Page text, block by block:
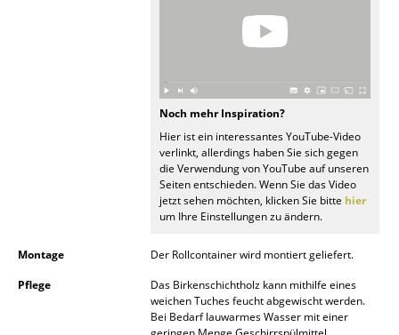
Nachttische & Bettzubehör
Accessoires
Noch mehr Inspiration?
Hier ist ein interessantes YouTube-Video
verlinkt, allerdings haben Sie sich gegen
die Verwendung von YouTube auf unseren
Seiten entschieden. Wenn Sie das Video
jetzt sehen möchten, klicken Sie bitte hier
um Ihre Einstellungen zu ändern.
Montage
Der Rollcontainer wird montiert geliefert.
Pflege
Das Birkenschichtholz kann mithilfe eines
weichen Tuches feucht abgewischt werden.
Bei Bedarf lauwarmes Wasser mit einer